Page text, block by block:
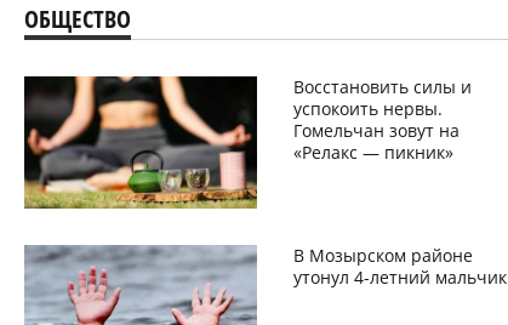
ОБЩЕСТВО
Восстановить силы и
успокоить нервы.
Гомельчан зовут на
«Релакс — пикник»
В Мозырском районе
утонул 4-летний мальчик